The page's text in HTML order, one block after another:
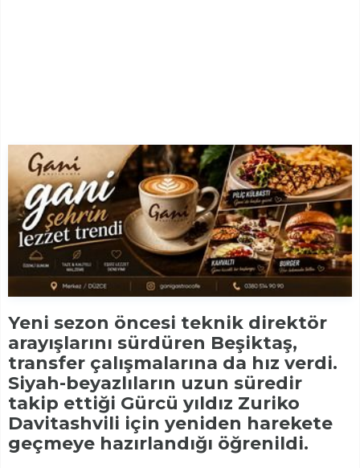
Yeni sezon öncesi teknik direktör
arayışlarını sürdüren Beşiktaş,
transfer çalışmalarına da hız verdi.
Siyah-beyazlıların uzun süredir
takip ettiği Gürcü yıldız Zuriko
Davitashvili için yeniden harekete
geçmeye hazırlandığı öğrenildi.